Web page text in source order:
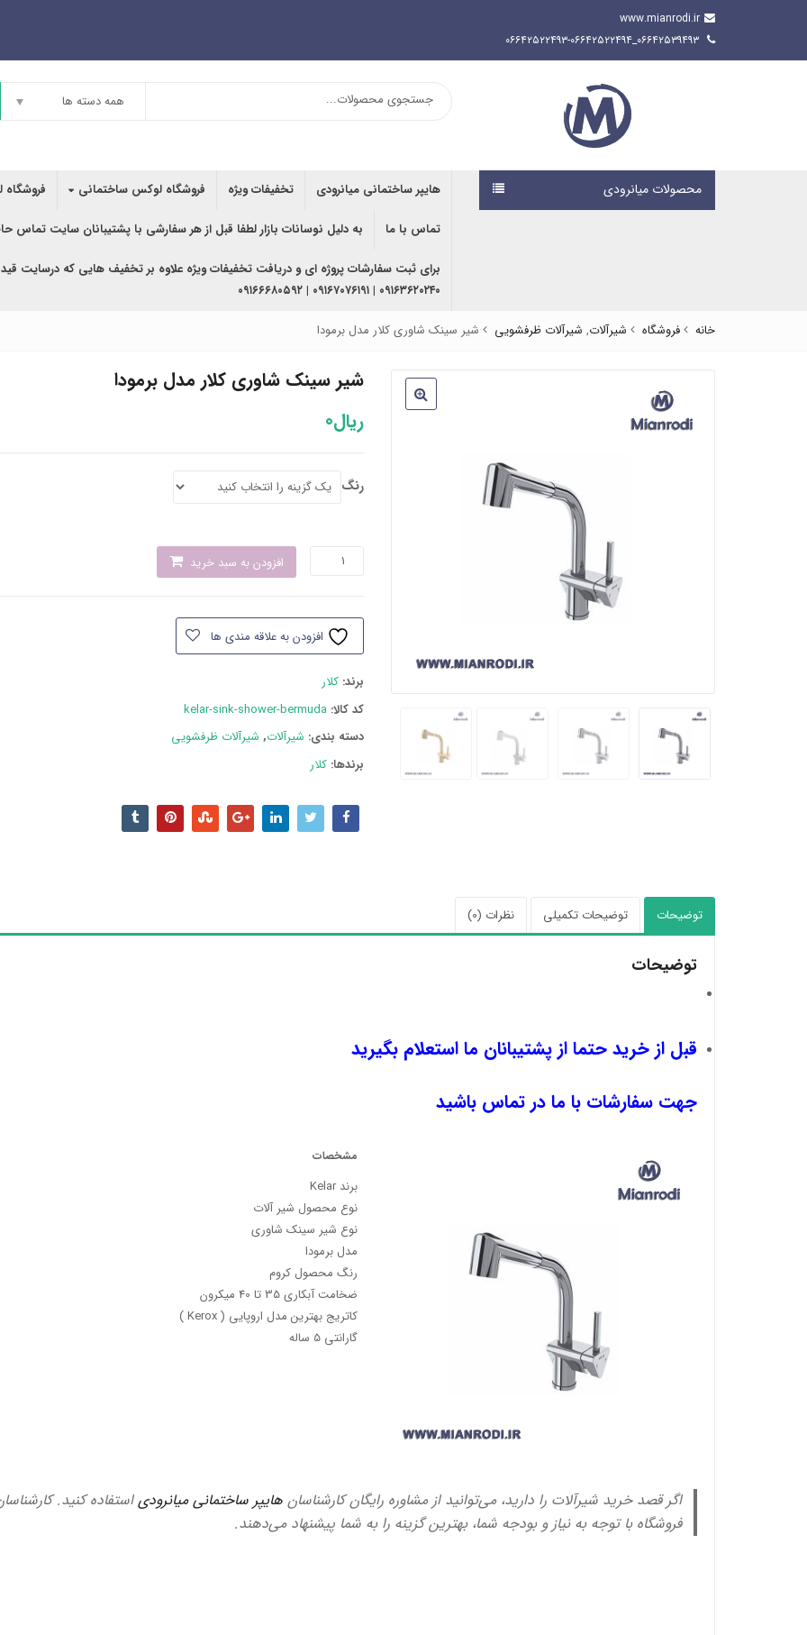
www.mianrodi.ir
همه دسته ها
محصولات میانرودی هایپر ساختمانی میانرودی تخفیفات ویژه فروشگاه لوکس ساختمانی فروشگاه
تماس با ما به دلیل نوسانات بازار لطفا قبل از هر سفارشی با پشتیبانان سایت تماس
برای ثبت سفارشات پروژه ای و دریافت تخفیفات ویژه علاوه بر تخفیف هایی که درسایت
۰۹۱۶۳۶۲۰۲۴۰ | ۰۹۱۶۷۰۷۶۱۹۱ | ۰۹۱۶۶۶۸۰۵۹۲
خانه فروشگاه شیرآلات, شیرآلات ظرفشویی شیر سینک شاوری کلار مدل برمودا
شیر سینک شاوری کلار مدل برمودا
ریال0
رنگ
کلار
مدل
عدد
افزودن به سبد خرید
افزودن به علاقه مندی ها
برند: کلار
کد کالا: kelar-sink-shower-bermuda
دسته بند‌ی: شیرآلات, شیرآلات ظرفشویی
برندها: کلار
توضیحات توضیحات تکمیلی نظرات (0)
توضیحات
قبل از خرید حتما از پشتیبانان ما استعلام بگیرید
جهت سفارشات با ما در تماس باشید
مشخصات
برند Kelar
نوع محصول شیر آلات
نوع شیر سینک شاوری
مدل برمودا
رنگ محصول کروم
ضخامت آبکاری 35 تا 40 میکرون
کاتریج بهترین مدل اروپایی ( Kerox )
گارانتی 5 ساله
اگر قصد خرید شیرآلات را دارید، می‌توانید از مشاوره رایگان کارشناسان هایپر ساختمانی میانرودیاستفاده کنید.
فروشگاه با توجه به نیاز و بودجه شما، بهترین گزینه را به شما پیشنهاد می‌دهند.